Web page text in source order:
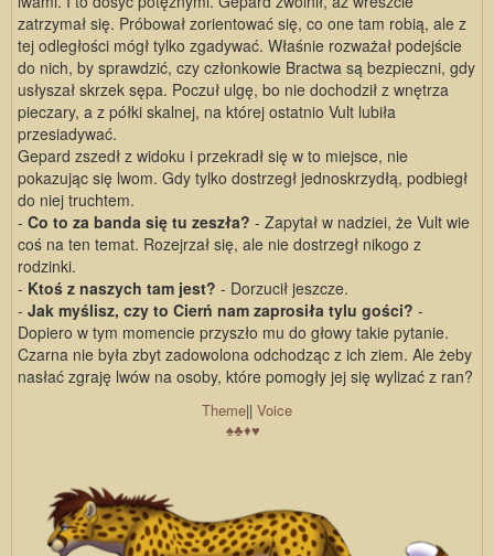
zatrzymał się. Próbował zorientować się, co one tam robią, ale z
tej odległości mógł tylko zgadywać. Właśnie rozważał podejście
do nich, by sprawdzić, czy członkowie Bractwa są bezpieczni, gdy
usłyszał skrzek sępa. Poczuł ulgę, bo nie dochodził z wnętrza
pieczary, a z półki skalnej, na której ostatnio Vult lubiła
przesiadywać.
Gepard zszedł z widoku i przekradł się w to miejsce, nie
pokazując się lwom. Gdy tylko dostrzegł jednoskrzydłą, podbiegł
do niej truchtem.
- Co to za banda się tu zeszła? - Zapytał w nadziei, że Vult wie
coś na ten temat. Rozejrzał się, ale nie dostrzegł nikogo z
rodzinki.
- Ktoś z naszych tam jest? - Dorzucił jeszcze.
- Jak myślisz, czy to Cierń nam zaprosiła tylu gości? -
Dopiero w tym momencie przyszło mu do głowy takie pytanie.
Czarna nie była zbyt zadowolona odchodząc z ich ziem. Ale żeby
nasłać zgraję lwów na osoby, które pomogły jej się wylizać z ran?
Theme|| Voice
♠♣♦♥